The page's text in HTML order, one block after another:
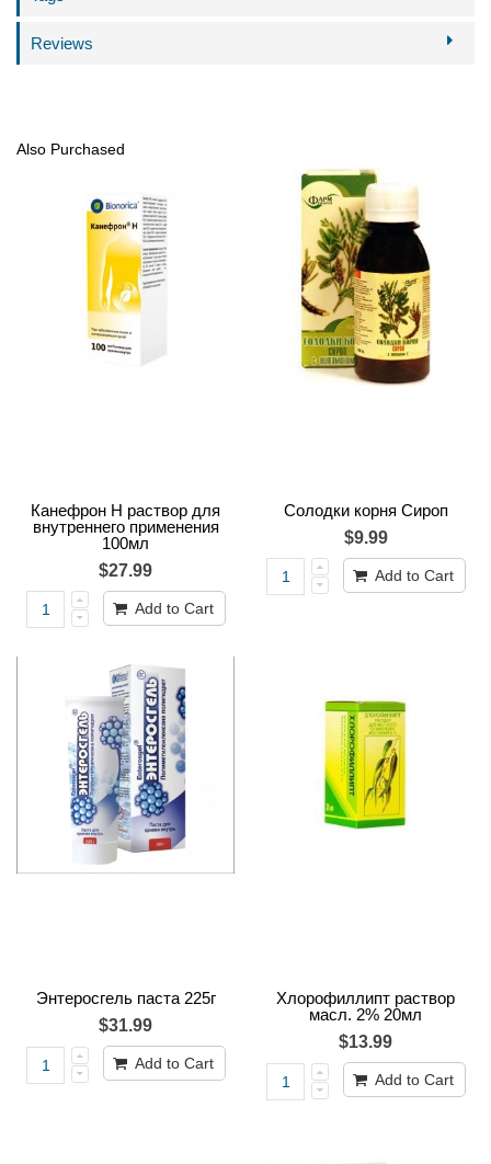
Reviews
Also Purchased
Канефрон H раствор для
внутреннего применения
100мл
$27.99
Add to Cart
Солодки корня Сироп
$9.99
Add to Cart
Энтеросгель паста 225г
$31.99
Add to Cart
Хлорофиллипт раствор
масл. 2% 20мл
$13.99
Add to Cart